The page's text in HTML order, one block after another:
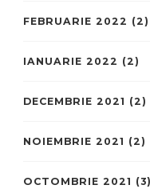
FEBRUARIE 2022 (2)
IANUARIE 2022 (2)
DECEMBRIE 2021 (2)
NOIEMBRIE 2021 (2)
OCTOMBRIE 2021 (3)